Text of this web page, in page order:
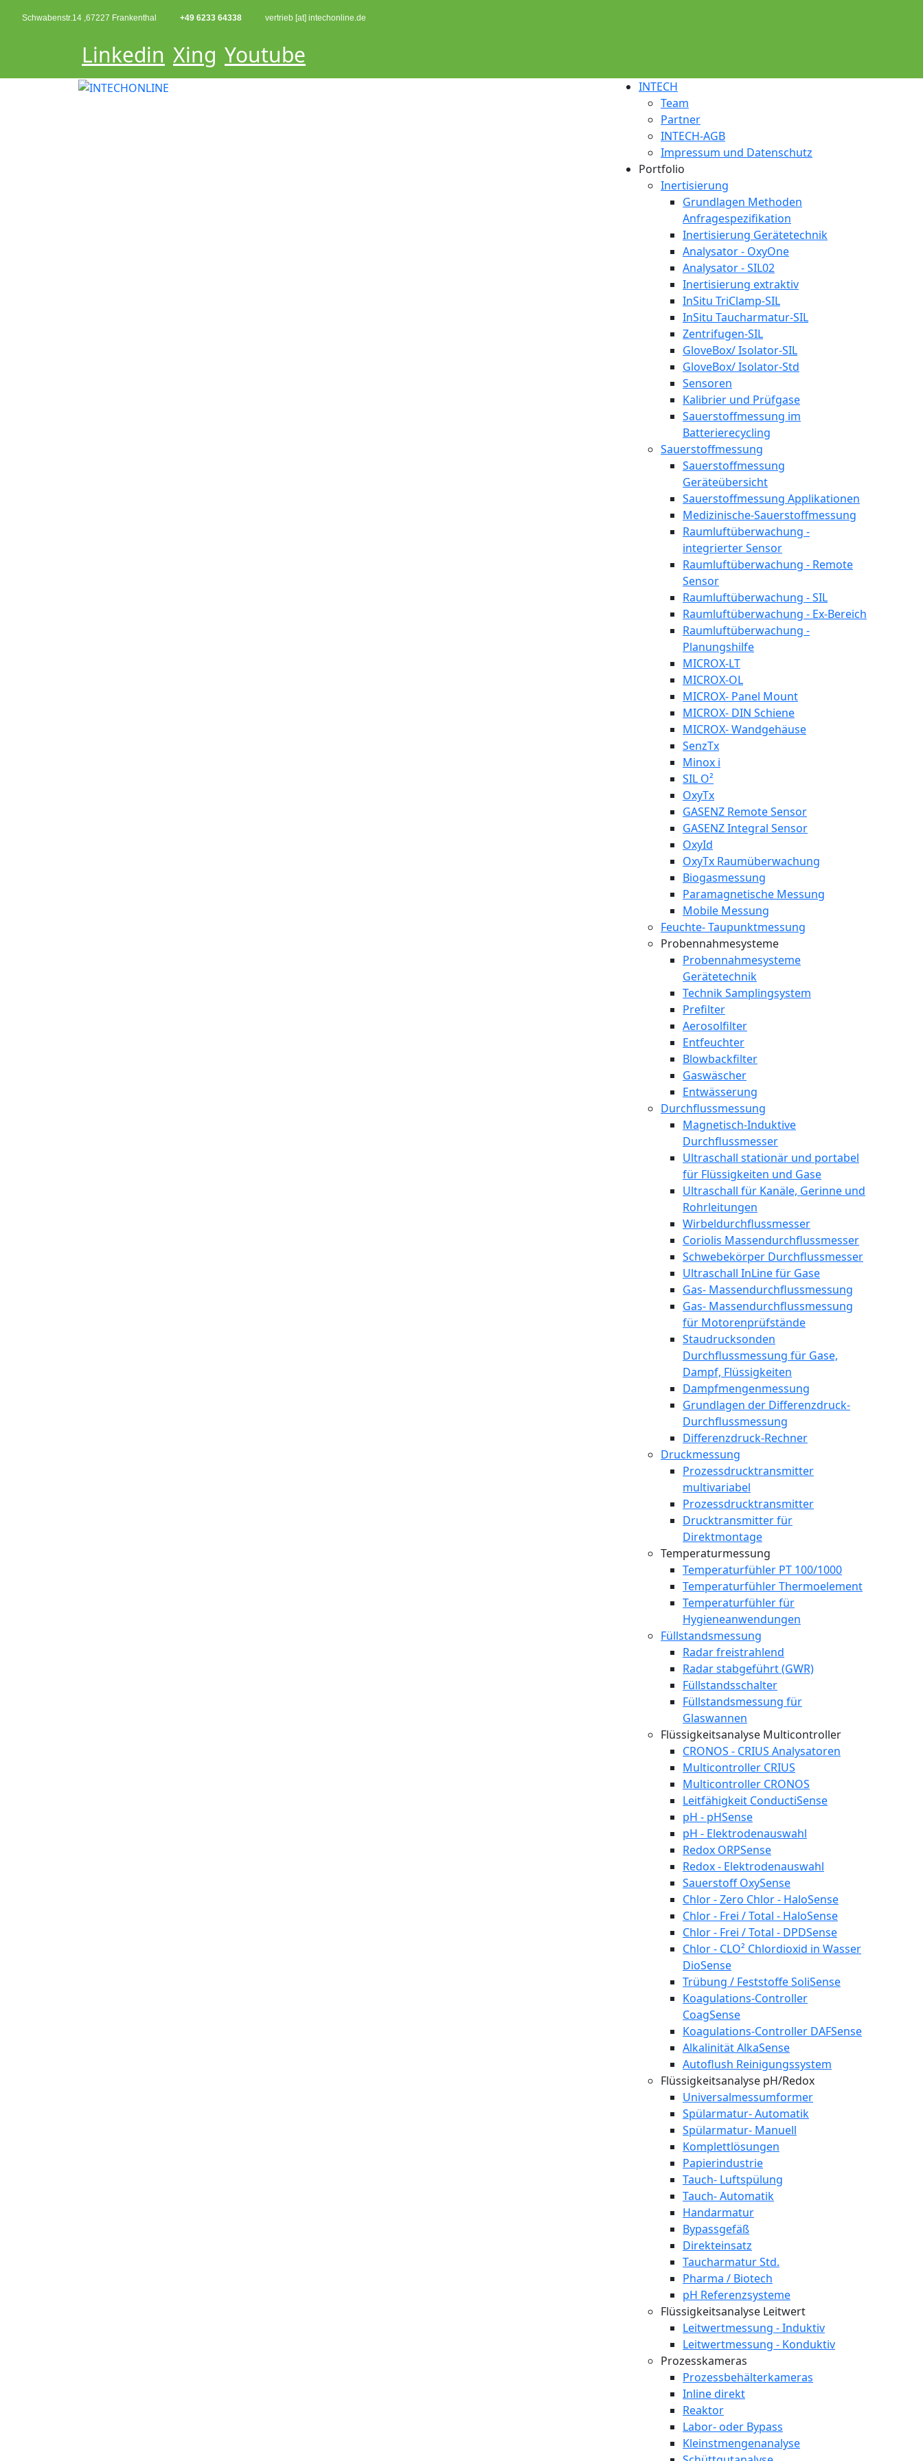
Schwabenstr.14 ,67227 Frankenthal +49 6233 64338 vertrieb [at] intechonline.de
Linkedin Xing Youtube
INTECH
Team
Partner
INTECH-AGB
Impressum und Datenschutz
Portfolio
Inertisierung
Grundlagen Methoden
Anfragespezifikation
Inertisierung Gerätetechnik
Analysator - OxyOne
Analysator - SIL02
Inertisierung extraktiv
InSitu TriClamp-SIL
InSitu Taucharmatur-SIL
Zentrifugen-SIL
GloveBox/ Isolator-SIL
GloveBox/ Isolator-Std
Sensoren
Kalibrier und Prüfgase
Sauerstoffmessung im
Batterierecycling
Sauerstoffmessung
Sauerstoffmessung
Geräteübersicht
Sauerstoffmessung Applikationen
Medizinische-Sauerstoffmessung
Raumluftüberwachung -
integrierter Sensor
Raumluftüberwachung - Remote
Sensor
Raumluftüberwachung - SIL
Raumluftüberwachung - Ex-Bereich
Raumluftüberwachung -
Planungshilfe
MICROX-LT
MICROX-OL
MICROX- Panel Mount
MICROX- DIN Schiene
MICROX- Wandgehäuse
SenzTx
Minox i
SIL O²
OxyTx
GASENZ Remote Sensor
GASENZ Integral Sensor
OxyId
OxyTx Raumüberwachung
Biogasmessung
Paramagnetische Messung
Mobile Messung
Feuchte- Taupunktmessung
Probennahmesysteme
Probennahmesysteme
Gerätetechnik
Technik Samplingsystem
Prefilter
Aerosolfilter
Entfeuchter
Blowbackfilter
Gaswäscher
Entwässerung
Durchflussmessung
Magnetisch-Induktive
Durchflussmesser
Ultraschall stationär und portabel
für Flüssigkeiten und Gase
Ultraschall für Kanäle, Gerinne und
Rohrleitungen
Wirbeldurchflussmesser
Coriolis Massendurchflussmesser
Schwebekörper Durchflussmesser
Ultraschall InLine für Gase
Gas- Massendurchflussmessung
Gas- Massendurchflussmessung
für Motorenprüfstände
Staudrucksonden
Durchflussmessung für Gase,
Dampf, Flüssigkeiten
Dampfmengenmessung
Grundlagen der Differenzdruck-
Durchflussmessung
Differenzdruck-Rechner
Druckmessung
Prozessdrucktransmitter
multivariabel
Prozessdrucktransmitter
Drucktransmitter für
Direktmontage
Temperaturmessung
Temperaturfühler PT 100/1000
Temperaturfühler Thermoelement
Temperaturfühler für
Hygieneanwendungen
Füllstandsmessung
Radar freistrahlend
Radar stabgeführt (GWR)
Füllstandsschalter
Füllstandsmessung für
Glaswannen
Flüssigkeitsanalyse Multicontroller
CRONOS - CRIUS Analysatoren
Multicontroller CRIUS
Multicontroller CRONOS
Leitfähigkeit ConductiSense
pH - pHSense
pH - Elektrodenauswahl
Redox ORPSense
Redox - Elektrodenauswahl
Sauerstoff OxySense
Chlor - Zero Chlor - HaloSense
Chlor - Frei / Total - HaloSense
Chlor - Frei / Total - DPDSense
Chlor - CLO² Chlordioxid in Wasser
DioSense
Trübung / Feststoffe SoliSense
Koagulations-Controller
CoagSense
Koagulations-Controller DAFSense
Alkalinität AlkaSense
Autoflush Reinigungssystem
Flüssigkeitsanalyse pH/Redox
Universalmessumformer
Spülarmatur- Automatik
Spülarmatur- Manuell
Komplettlösungen
Papierindustrie
Tauch- Luftspülung
Tauch- Automatik
Handarmatur
Bypassgefäß
Direkteinsatz
Taucharmatur Std.
Pharma / Biotech
pH Referenzsysteme
Flüssigkeitsanalyse Leitwert
Leitwertmessung - Induktiv
Leitwertmessung - Konduktiv
Prozesskameras
Prozessbehälterkameras
Inline direkt
Reaktor
Labor- oder Bypass
Kleinstmengenanalyse